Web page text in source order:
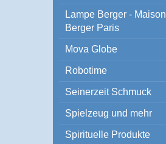
Lampe Berger - Maison
Berger Paris
Mova Globe
Robotime
Seinerzeit Schmuck
Spielzeug und mehr
Spirituelle Produkte